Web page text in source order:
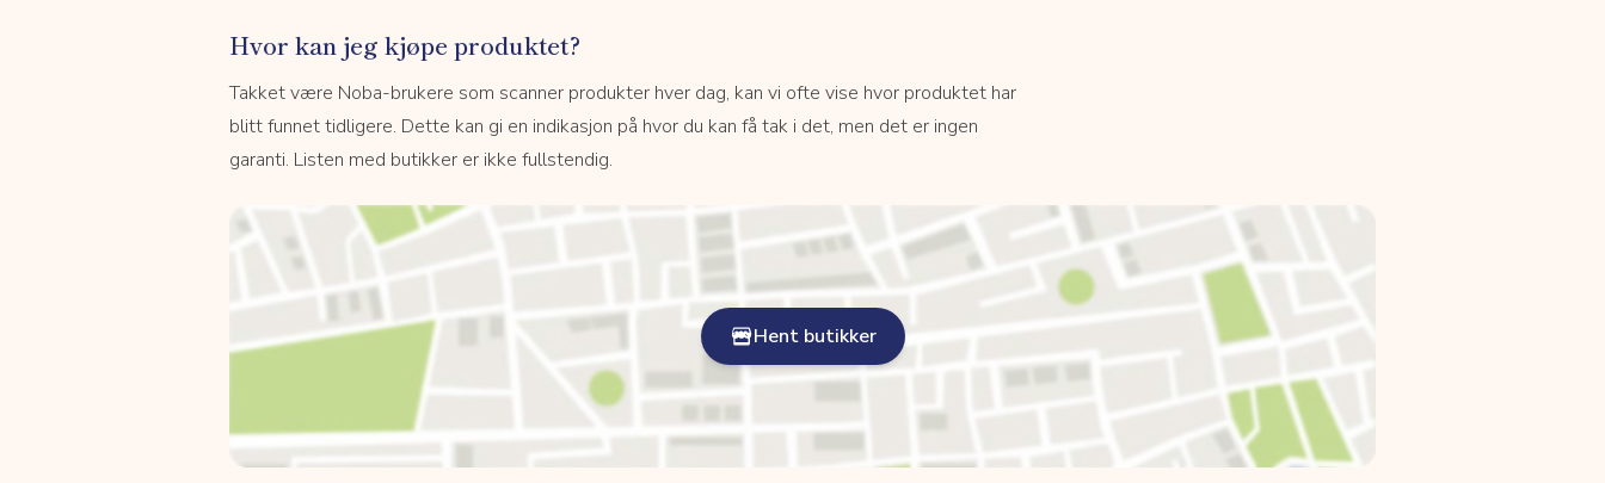
Hvor kan jeg kjøpe produktet?
Takket være Noba-brukere som scanner produkter hver dag, kan vi ofte vise hvor produktet har
blitt funnet tidligere. Dette kan gi en indikasjon på hvor du kan få tak i det, men det er ingen
garanti. Listen med butikker er ikke fullstendig.
Hent butikker